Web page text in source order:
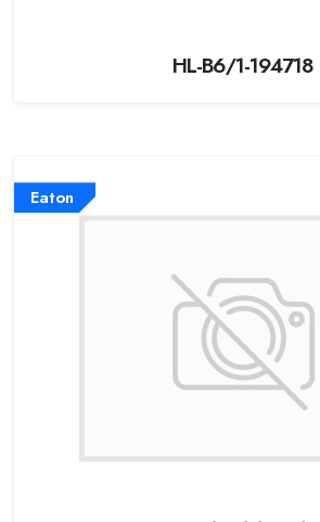
HL-B6/1-194718
Eaton